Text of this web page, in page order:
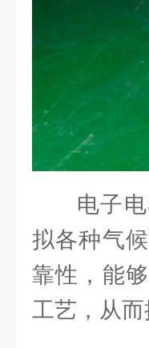
电子
拟各种气
靠性，能
工艺，从